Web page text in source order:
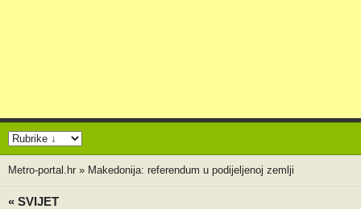
Metro-portal.hr » Makedonija: referendum u podijeljenoj zemlji
« SVIJET